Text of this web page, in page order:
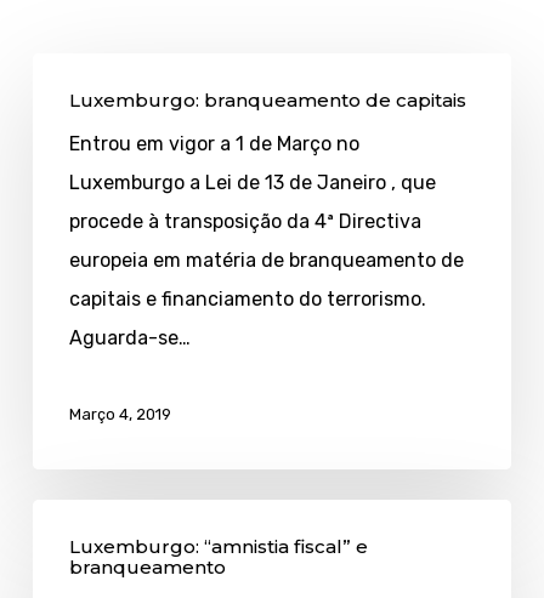
branqueamento
capitais
Luxemburgo: branqueamento de capitais
Entrou em vigor a 1 de Março no
Luxemburgo a Lei de 13 de Janeiro , que
procede à transposição da 4ª Directiva
europeia em matéria de branqueamento de
capitais e financiamento do terrorismo.
Aguarda-se…
Março 4, 2019
“amnistia
Luxemburgo: “amnistia fiscal” e
branqueamento